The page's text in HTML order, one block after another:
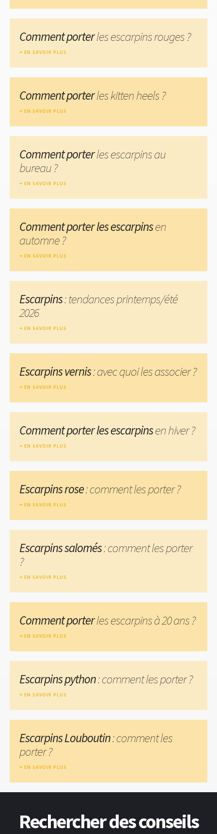
Comment porterles escarpins rouges ?
EN SAVOIR PLUS
Comment porterles kitten heels ?
EN SAVOIR PLUS
Comment porterles escarpins au
bureau ?
EN SAVOIR PLUS
Comment porter les escarpinsen
automne ?
EN SAVOIR PLUS
Escarpins: tendances printemps/été
2026
EN SAVOIR PLUS
Escarpins vernis: avec quoi les associer ?
EN SAVOIR PLUS
Comment porter les escarpinsen hiver ?
EN SAVOIR PLUS
Escarpins rose: comment les porter ?
EN SAVOIR PLUS
Escarpins salomés: comment les porter
?
EN SAVOIR PLUS
Comment porterles escarpins à 20 ans ?
EN SAVOIR PLUS
Escarpins python: comment les porter ?
EN SAVOIR PLUS
Escarpins Louboutin: comment les
porter ?
EN SAVOIR PLUS
Rechercher des conseils